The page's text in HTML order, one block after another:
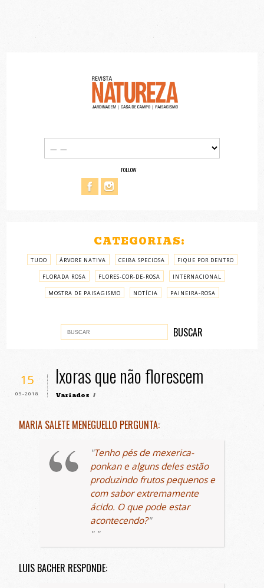
FOLLOW
CATEGORIAS:
TUDO ÁRVORE NATIVA CEIBA SPECIOSA FIQUE POR DENTRO
FLORADA ROSA FLORES-COR-DE-ROSA INTERNACIONAL
MOSTRA DE PAISAGISMO NOTÍCIA PAINEIRA-ROSA
15
05-2018
Ixoras que não florescem
Variados /
MARIA SALETE MENEGUELLO PERGUNTA:
Tenho pés de mexerica-
ponkan e alguns deles estão
produzindo frutos pequenos e
com sabor extremamente
ácido. O que pode estar
acontecendo?
LUIS BACHER RESPONDE: